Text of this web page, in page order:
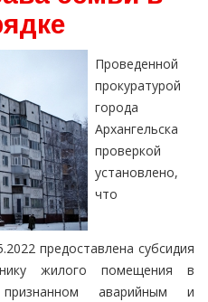
Проведенной
прокуратурой
города
Архангельска
проверкой
установлено,
что
предоставлена субсидия
жилого помещения в
аварийным и